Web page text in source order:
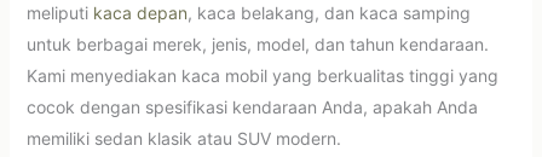
meliputi kaca depan, kaca belakang, dan kaca samping
untuk berbagai merek, jenis, model, dan tahun kendaraan.
Kami menyediakan kaca mobil yang berkualitas tinggi yang
cocok dengan spesifikasi kendaraan Anda, apakah Anda
memiliki sedan klasik atau SUV modern.